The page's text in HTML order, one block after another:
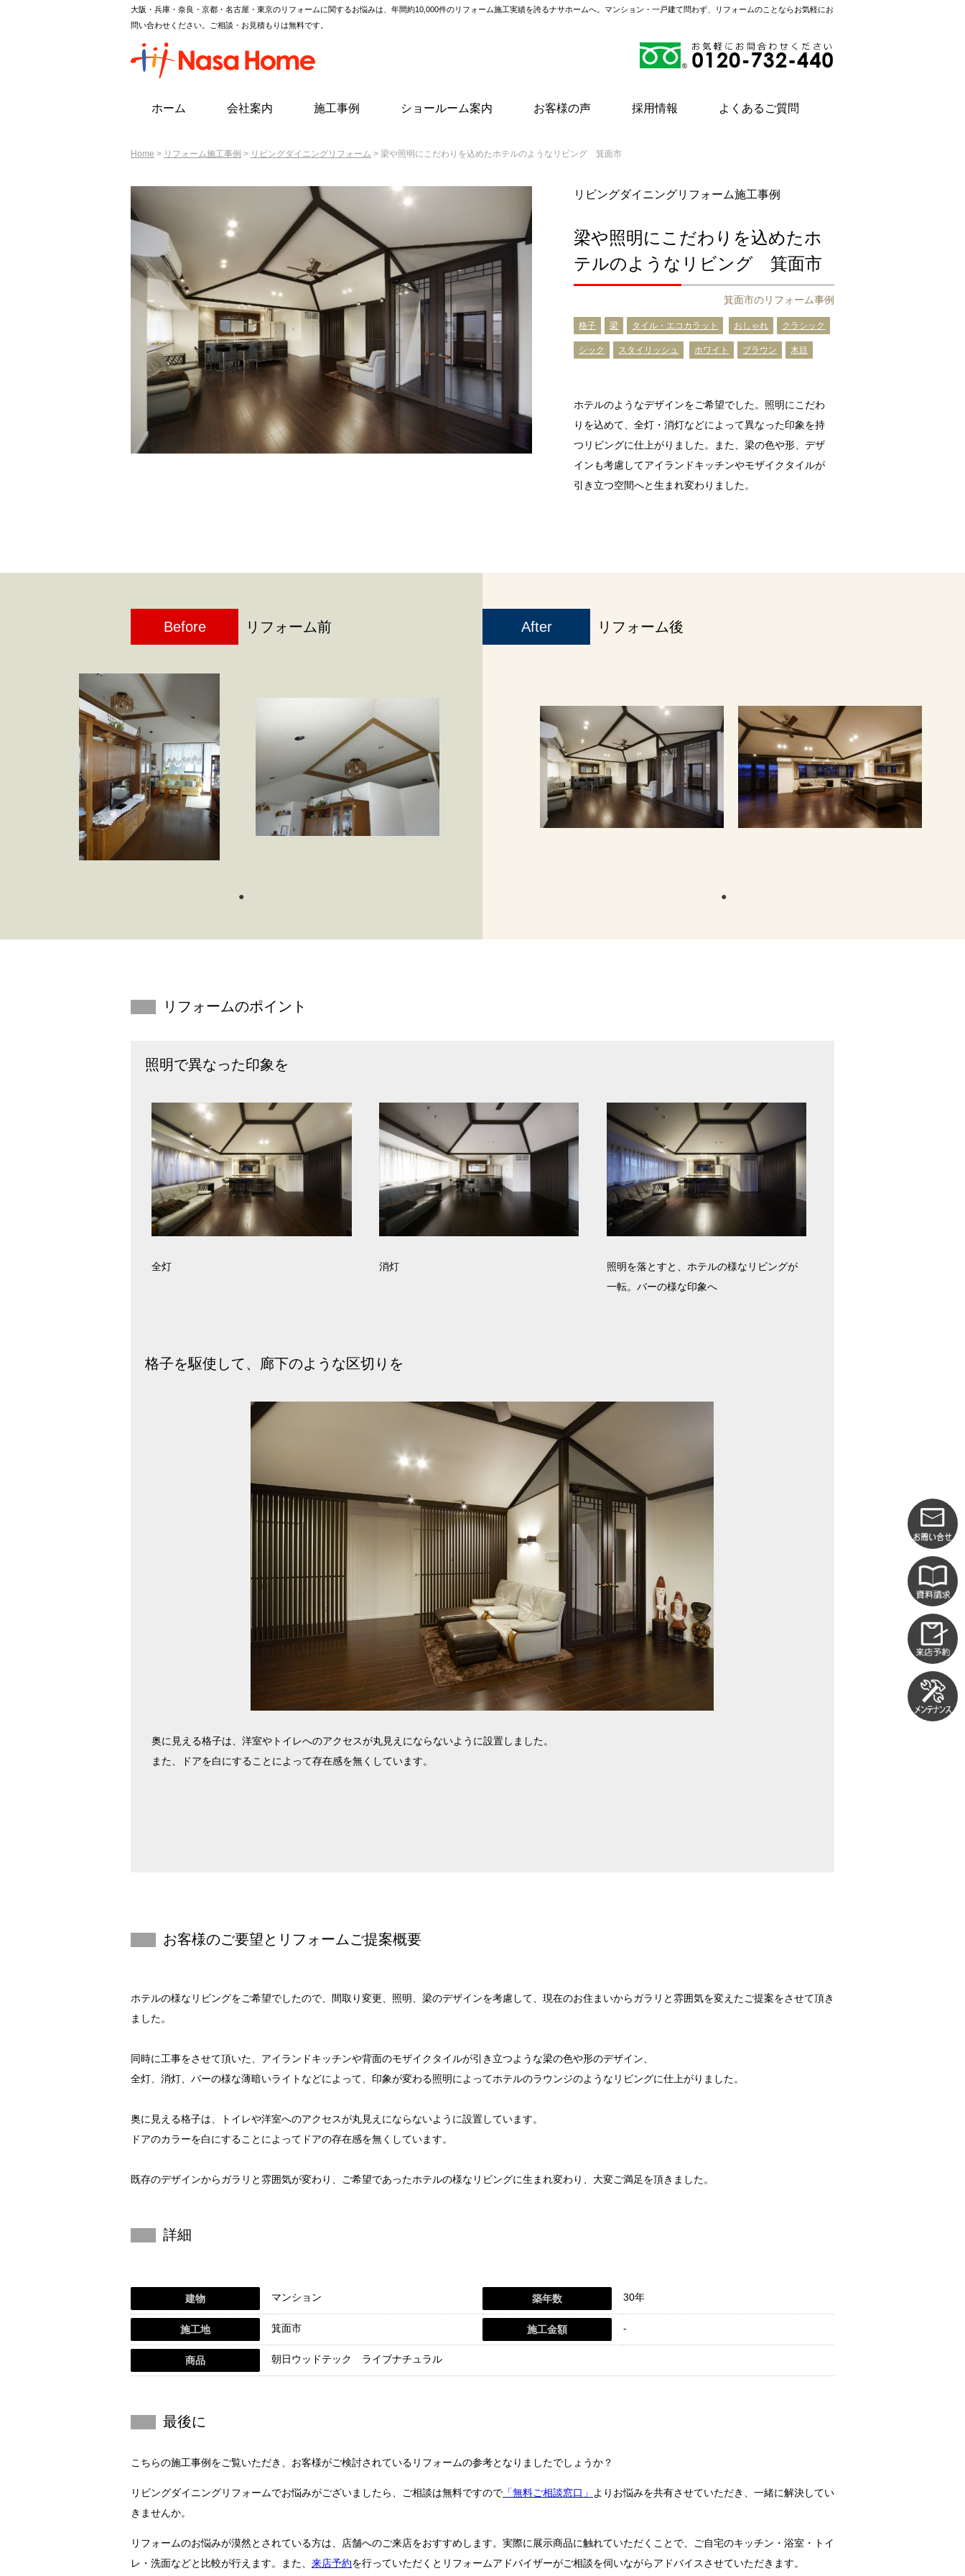
大阪・兵庫・奈良・京都・名古屋・東京のリフォームに関するお悩みは、年間約10,000件のリフォーム施工実績を誇るナサホームへ。マンション・一戸建て問わず、リフォームのことならお気軽にお
問い合わせください。ご相談・お見積もりは無料です。
ホーム 会社案内 施工事例 ショールーム案内 お客様の声 採用情報 よくあるご質問
Home > リフォーム施工事例 > リビングダイニングリフォーム > 梁や照明にこだわりを込めたホテルのようなリビング 箕面市
リビングダイニングリフォーム施工事例
梁や照明にこだわりを込めたホ
テルのようなリビング 箕面市
箕面市のリフォーム事例
格子 梁 タイル・エコカラット おしゃれ クラシック
シック スタイリッシュ ホワイト ブラウン 木目
ホテルのようなデザインをご希望でした。照明にこだわ
りを込めて、全灯・消灯などによって異なった印象を持
つリビングに仕上がりました。また、梁の色や形、デザ
インも考慮してアイランドキッチンやモザイクタイルが
引き立つ空間へと生まれ変わりました。
Before リフォーム前 After リフォーム後
リフォームのポイント
照明で異なった印象を
全灯 消灯
照明を落とすと、ホテルの様なリビングが
一転。バーの様な印象へ
格子を駆使して、廊下のような区切りを
奥に見える格子は、洋室やトイレへのアクセスが丸見えにならないように設置しました。
また、ドアを白にすることによって存在感を無くしています。
お客様のご要望と リフォームご提案概要
ホテルの様なリビングをご希望でしたので、間取り変更、照明、梁のデザインを考慮して、現在のお住まいからガラリと雰囲気を変えたご提案をさせて頂き
ました。
同時に工事をさせて頂いた、アイランドキッチンや背面のモザイクタイルが引き立つような梁の色や形のデザイン、
全灯、消灯、バーの様な薄暗いライトなどによって、印象が変わる照明によってホテルのラウンジのようなリビングに仕上がりました。
奥に見える格子は、トイレや洋室へのアクセスが丸見えにならないように設置しています。
ドアのカラーを白にすることによってドアの存在感を無くしています。
既存のデザインからガラリと雰囲気が変わり、ご希望であったホテルの様なリビングに生まれ変わり、大変ご満足を頂きました。
詳細
建物 マンション 築年数 30年
施工地 箕面市 施工金額 -
商品 朝日ウッドテック ライブナチュラル
最後に
こちらの施工事例をご覧いただき、お客様がご検討されているリフォームの参考となりましたでしょうか？
リビングダイニングリフォームでお悩みがございましたら、ご相談は無料ですので 「無料ご相談窓口」
よりお悩みを共有させていただき、一緒に解決してい
きませんか。
リフォームのお悩みが漠然とされている方は、店舗へのご来店をおすすめします。実際に展示商品に触れていただくことで、ご自宅のキッチン・浴室・トイ
レ・洗面などと比較が行えます。また、 来店予約を行っていただくとリフォームアドバイザーがご相談を伺いながらアドバイスさせていただきます。